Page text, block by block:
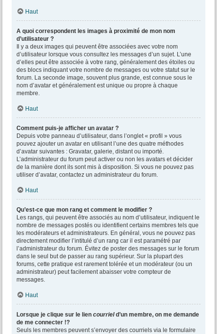
Haut
A quoi correspondent les images à proximité de mon nom
d’utilisateur ?
Il y a deux images qui peuvent être associées avec votre nom
d’utilisateur lorsque vous consultez les messages d’un sujet. L’une
d’elles peut être associée à votre rang, généralement des étoiles ou
des blocs indiquant votre nombre de messages ou votre statut sur le
forum. La seconde image, souvent plus grande, est connue sous le
nom d’avatar et généralement est unique ou propre à chaque
membre.
Haut
Comment puis-je afficher un avatar ?
Depuis votre panneau d’utilisateur, dans l’onglet « profil » vous
pouvez ajouter un avatar en utilisant l’une des quatre méthodes
d’avatar suivantes : Gravatar, galerie, distant ou importé.
L’administrateur du forum peut activer ou non les avatars et décider
de la manière dont ils sont mis à disposition. Si vous ne pouvez pas
utiliser d’avatar, contactez un administrateur du forum.
Haut
Qu’est-ce que mon rang et comment le modifier ?
Les rangs, qui peuvent être associés au nom d’utilisateur, indiquent le
nombre de messages postés ou identifient certains membres tels que
les modérateurs et administrateurs. En général, vous ne pouvez pas
directement modifier l’intitulé d’un rang car il est paramétré par
l’administrateur du forum. Évitez de poster des messages sur le forum
dans le seul but de passer au rang supérieur. Sur la plupart des
forums, cette pratique est rarement tolérée et un modérateur (ou un
administrateur) peut facilement abaisser votre compteur de
messages.
Haut
Lorsque je clique sur le lien courrield’un membre, on me demande
de me connecter !?
Seuls les membres peuvent s’envoyer des courriels via le formulaire